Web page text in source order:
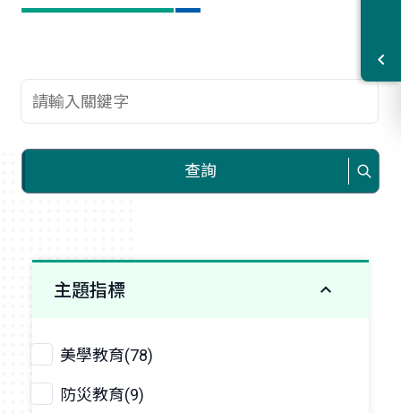
查詢關鍵字
查詢
主題指標
美學教育(78)
防災教育(9)